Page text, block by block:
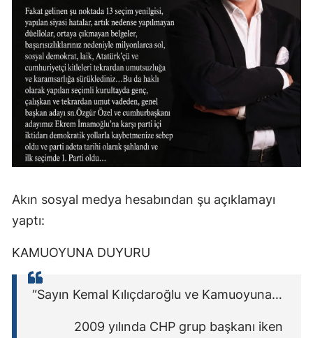
Akın sosyal medya hesabından şu açıklamayı
yaptı:
KAMUOYUNA DUYURU
“Sayın Kemal Kılıçdaroğlu ve Kamuoyuna…
2009 yılında CHP grup başkanı iken